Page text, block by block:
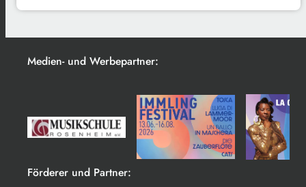
Medien- und Werbepartner:
Förderer und Partner: